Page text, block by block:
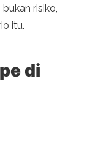
risiko,
itu.
di